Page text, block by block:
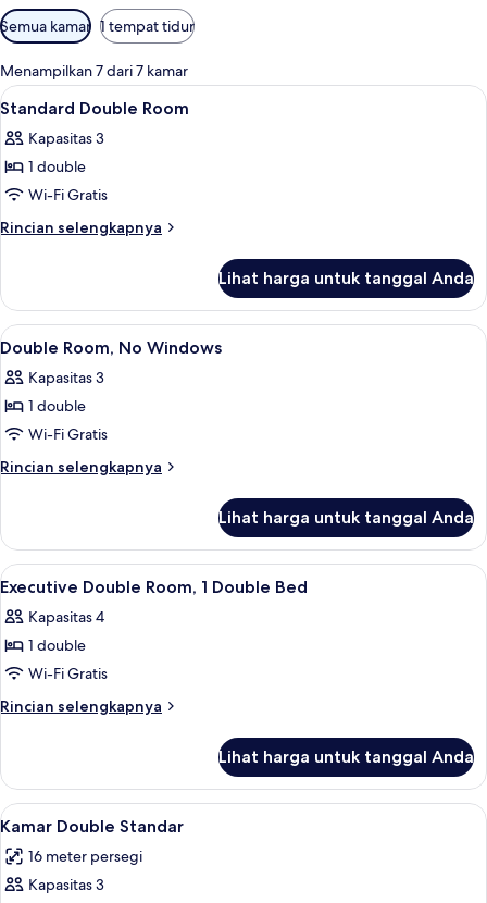
Filter
tersedia
untuk
kamar
Semua kamar 1 tempat tidur
Menampilkan 7 dari 7 kamar
Lihat
semua
foto
untuk
Standard
Double
Brankas, meja kerja, tirai kedap
12
Standard Double Room
Kapasitas 3
1 double
Wi-Fi Gratis
Rincian selengkapnya
Rincian
Standard
Double
Room
Lihat harga untuk tanggal Anda
Lihat
semua
foto
untuk
Double
Room,
Brankas, meja kerja, tirai kedap
10
Double Room, No Windows
Kapasitas 3
1 double
Wi-Fi Gratis
Rincian selengkapnya
Rincian
Double
Room,
No
Lihat harga untuk tanggal Anda
Lihat
semua
foto
untuk
Executive
Double
Double
Bed
Brankas, meja kerja, tirai kedap
14
Executive Double Room, 1 Double Bed
Kapasitas 4
1 double
Wi-Fi Gratis
Rincian selengkapnya
Rincian
Executive
Double
Room,
Double
Bed
Lihat harga untuk tanggal Anda
Lihat
semua
foto
untuk
Kamar Double Standar | Brankas,
12
Kamar Double Standar
16 meter persegi
Kapasitas 3